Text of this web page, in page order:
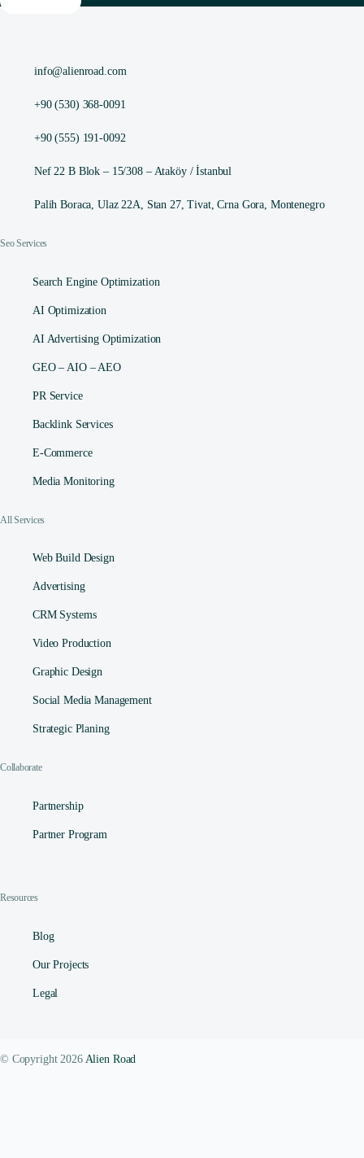
info@alienroad.com
+90 (530) 368-0091
+90 (555) 191-0092
Nef 22 B Blok – 15/308 – Ataköy / İstanbul
Palih Boraca, Ulaz 22A, Stan 27, Tivat, Crna Gora, Montenegro
Seo Services
Search Engine Optimization
AI Optimization
AI Advertising Optimization
GEO – AIO – AEO
PR Service
Backlink Services
E-Commerce
Media Monitoring
All Services
Web Build Design
Advertising
CRM Systems
Video Production
Graphic Design
Social Media Management​
Strategic Planing
Collaborate
Partnership
Partner Program
Resources
Blog
Our Projects
Legal
© Copyright 2026 Alien Road